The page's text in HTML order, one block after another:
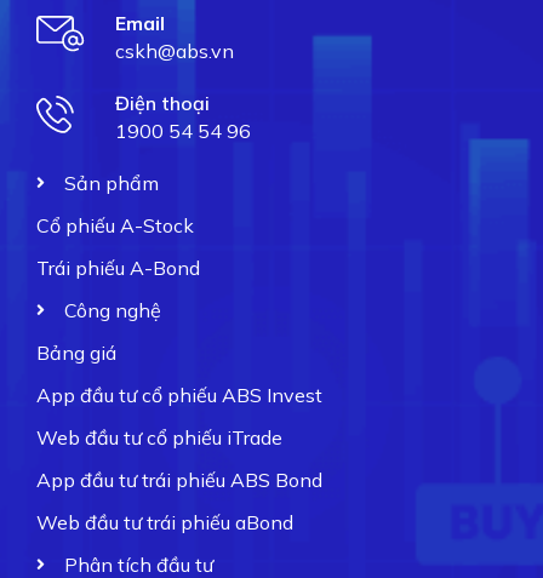
Email
cskh@abs.vn
Điện thoại
1900 54 54 96
Sản phẩm
Cổ phiếu A-Stock
Trái phiếu A-Bond
Công nghệ
Bảng giá
App đầu tư cổ phiếu ABS Invest
Web đầu tư cổ phiếu iTrade
App đầu tư trái phiếu ABS Bond
Web đầu tư trái phiếu aBond
Phân tích đầu tư